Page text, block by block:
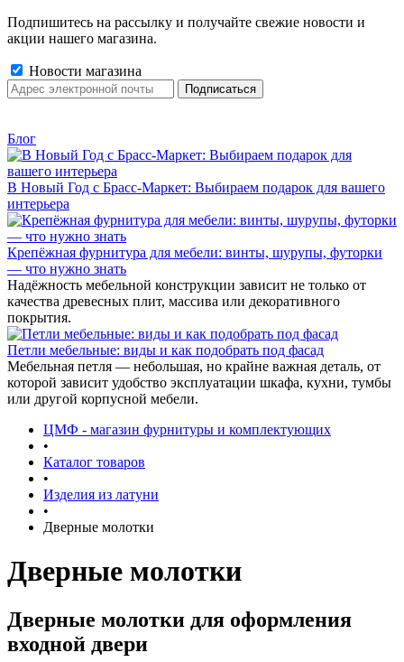
Подпишитесь на рассылку и получайте свежие новости и
акции нашего магазина.
Новости магазина
Блог
В Новый Год с Брасс-Маркет: Выбираем подарок для вашего
интерьера
Крепёжная фурнитура для мебели: винты, шурупы, футорки
— что нужно знать
Надёжность мебельной конструкции зависит не только от
качества древесных плит, массива или декоративного
покрытия.
Петли мебельные: виды и как подобрать под фасад
Мебельная петля — небольшая, но крайне важная деталь, от
которой зависит удобство эксплуатации шкафа, кухни, тумбы
или другой корпусной мебели.
ЦМФ - магазин фурнитуры и комплектующих
•
Каталог товаров
•
Изделия из латуни
•
Дверные молотки
Дверные молотки
Дверные молотки для оформления
входной двери